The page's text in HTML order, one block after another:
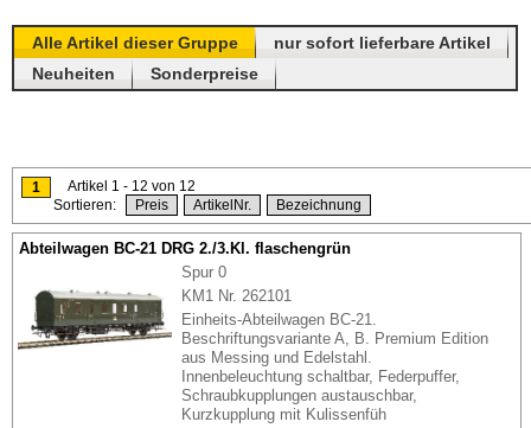
Alle Artikel dieser Gruppe
nur sofort lieferbare Artikel
Neuheiten
Sonderpreise
1
Artikel 1 - 12 von 12
Sortieren:
Preis ArtikelNr. Bezeichnung
Abteilwagen BC-21 DRG 2./3.Kl. flaschengrün
Spur 0
KM1 Nr. 262101
Einheits-Abteilwagen BC-21.
Beschriftungsvariante A, B. Premium Edition
aus Messing und Edelstahl.
Innenbeleuchtung schaltbar, Federpuffer,
Schraubkupplungen austauschbar,
Kurzkupplung mit Kulissenfüh